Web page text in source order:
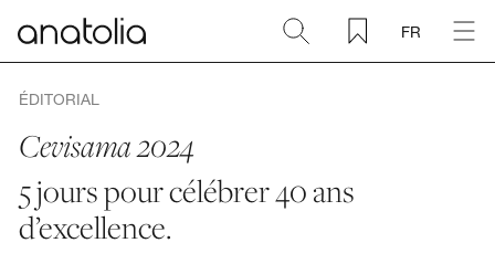
FR
Céramique + Porcelaine
Pierre naturelle
Dalle sintérisée
ÉDITORIAL
Cevisama 2024
5 jours pour célébrer 40 ans
d’excellence.
FACEBOOK
PINTEREST